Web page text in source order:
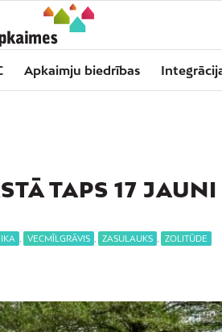
Apkaimju biedrības
TAPS 17 JAUNI
VECMĪLGRĀVIS ZASULAUKS ZOLITŪDE